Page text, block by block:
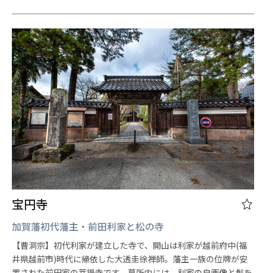
宝円寺
加賀藩初代藩主・前田利家と松の寺
【曹洞宗】初代利家が建立した寺で、開山は利家が越前府中(福
井県越前市)時代に帰依した大透圭徐禅師。藩主一族の位牌が安